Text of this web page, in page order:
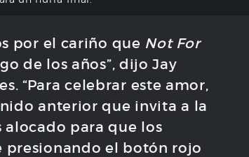
por el cariño que Not For
de los años”, dijo Jay
“Para celebrar este amor,
anterior que invita a la
alocado para que los
presionando el botón rojo